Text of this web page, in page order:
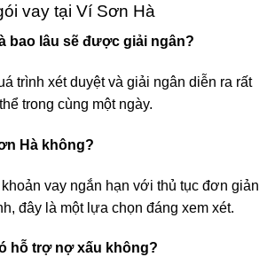
vay tại Ví Sơn Hà
bao lâu sẽ được giải ngân?
trình xét duyệt và giải ngân diễn ra rất
trong cùng một ngày.
Hà không?
vay ngắn hạn với thủ tục đơn giản
đây là một lựa chọn đáng xem xét.
hỗ trợ nợ xấu không?